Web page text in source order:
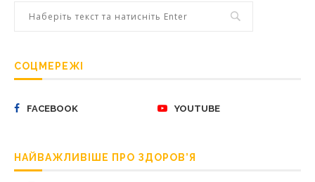
СОЦМЕРЕЖІ
FACEBOOK YOUTUBE
НАЙВАЖЛИВІШЕ ПРО ЗДОРОВ’Я